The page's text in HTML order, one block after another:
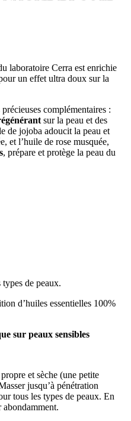
laboratoire Cerra est enrichie
un effet ultra doux sur la
complémentaires :
sur la peau et des
de jojoba adoucit la peau et
et l’huile de rose musquée,
, prépare et protège la peau du
de peaux.
d’huiles essentielles 100%
sur peaux sensibles
et sèche (une petite
jusqu’à pénétration
tous les types de peaux. En
abondamment.